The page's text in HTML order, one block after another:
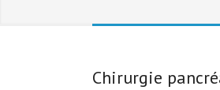
Chirurgie